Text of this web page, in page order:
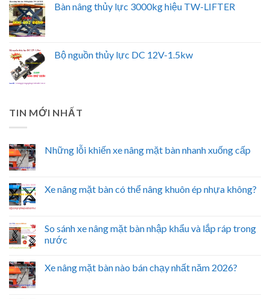
Bàn nâng thủy lực 3000kg hiệu TW-LIFTER
Bộ nguồn thủy lực DC 12V-1.5kw
TIN MỚI NHẤT
Những lỗi khiến xe nâng mặt bàn nhanh xuống cấp
Xe nâng mặt bàn có thể nâng khuôn ép nhựa không?
So sánh xe nâng mặt bàn nhập khẩu và lắp ráp trong
nước
Xe nâng mặt bàn nào bán chạy nhất năm 2026?